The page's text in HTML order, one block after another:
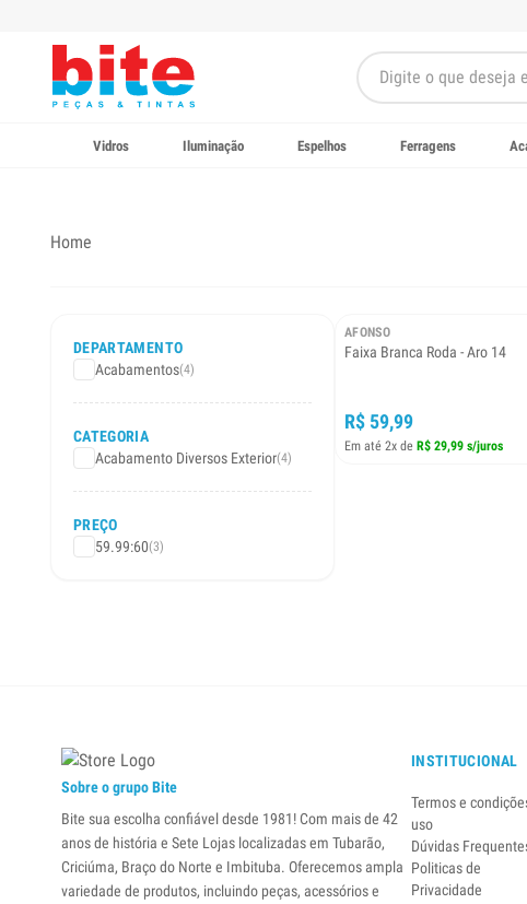
Vidros Iluminação Espelhos Ferragens
Home
DEPARTAMENTO
Acabamentos(4)
CATEGORIA
Acabamento Diversos Exterior(4)
PREÇO
59.99:60(3)
AFONSO
Faixa Branca Roda - Aro 14
R$ 59,99
Em até 2x de R$ 29,99 s/juros
Sobre o grupo Bite
Bite sua escolha confiável desde 1981! Com mais de 42
anos de história e Sete Lojas localizadas em Tubarão,
Criciúma, Braço do Norte e Imbituba. Oferecemos ampla
variedade de produtos, incluindo peças, acessórios e
INSTITUCIONAL
Termos e
uso
Dúvidas
Politicas de
Privacidade